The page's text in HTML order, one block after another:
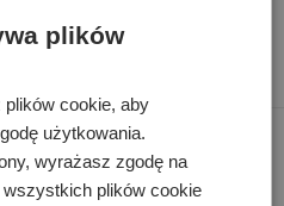
angielskiego – sala C 214
plików
cookie, aby
użytkowania.
wyrażasz zgodę na
plików cookie